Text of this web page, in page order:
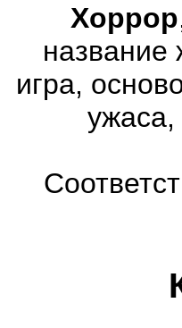
Хоррор
название
игра,
ужаса,